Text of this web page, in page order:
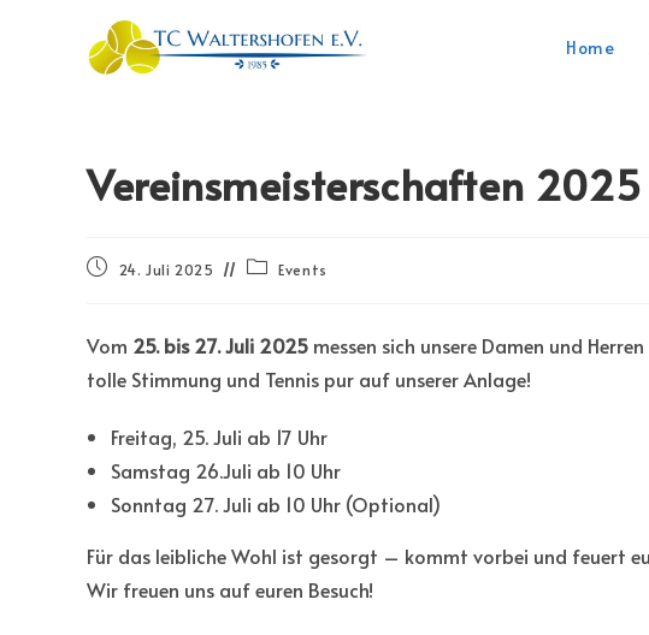
Home
Vereinsmeisterschaften 2025
24. Juli 2025 Events
Vom 25. bis 27. Juli 2025 messen sich unsere Damen und
tolle Stimmung und Tennis pur auf unserer Anlage!
Freitag, 25. Juli ab 17 Uhr
Samstag 26.Juli ab 10 Uhr
Sonntag 27. Juli ab 10 Uhr (Optional)
Für das leibliche Wohl ist gesorgt – kommt vorbei und feuert
Wir freuen uns auf euren Besuch!